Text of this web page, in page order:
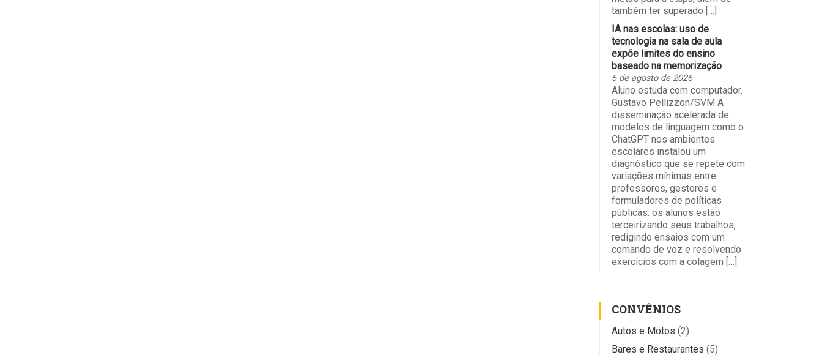
também ter superado […]
IA nas escolas: uso de
tecnologia na sala de aula
expõe limites do ensino
baseado na memorização
6 de agosto de 2026
Aluno estuda com computador.
Gustavo Pellizzon/SVM A
disseminação acelerada de
modelos de linguagem como o
ChatGPT nos ambientes
escolares instalou um
diagnóstico que se repete com
variações mínimas entre
professores, gestores e
formuladores de políticas
públicas: os alunos estão
terceirizando seus trabalhos,
redigindo ensaios com um
comando de voz e resolvendo
exercícios com a colagem […]
CONVÊNIOS
Autos e Motos (2)
Bares e Restaurantes (5)